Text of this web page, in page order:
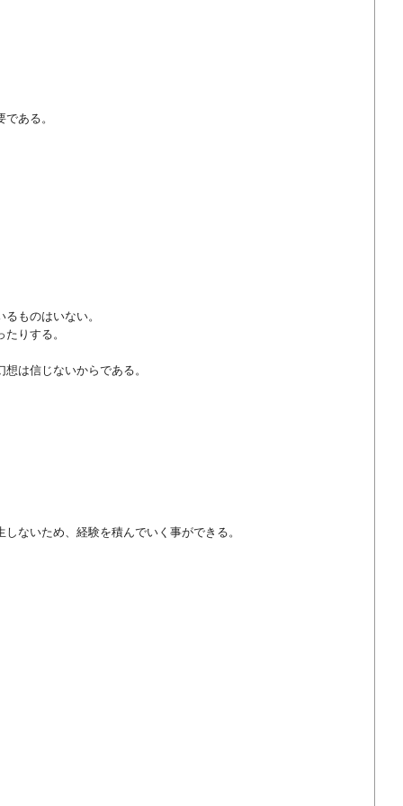
ある。
ものはいない。
りする。
は信じないからである。
ないため、経験を積んでいく事ができる。